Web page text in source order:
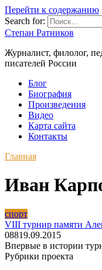
Перейти к содержанию
Search for:
Степан Ратников
Журналист, филолог,
писателей России
Блог
Биография
Произведения
Видео
Карта сайта
Контакты
Главная
Иван
спорт
VIII турнир памяти
08819.09.2015
Впервые в истории
Рубрики проекта